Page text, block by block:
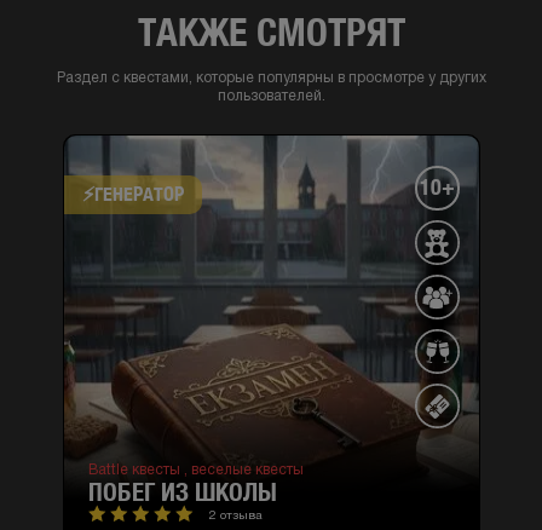
ТАКЖЕ СМОТРЯТ
Раздел с квестами, которые популярны в просмотре у других
пользователей.
⚡​ГЕНЕРАТОР 10+
Battle квесты , веселые квесты
ПОБЕГ ИЗ ШКОЛЫ
2 отзыва